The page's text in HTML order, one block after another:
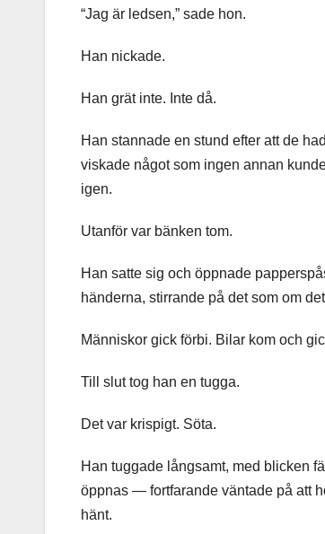
“Jag är ledsen,” sade hon.
Han nickade.
Han grät inte. Inte då.
Han stannade en stund efter att de
viskade något som ingen annan
igen.
Utanför var bänken tom.
Han satte sig och öppnade
händerna, stirrande på det som om
Människor gick förbi. Bilar kom och
Till slut tog han en tugga.
Det var krispigt. Söta.
Han tuggade långsamt, med blicken
öppnas — fortfarande väntade på att
hänt.